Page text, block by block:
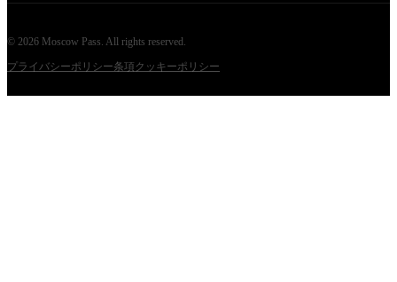
© 2026 Moscow Pass . All rights reserved.
プライバシーポリシー条項 クッキーポリシー